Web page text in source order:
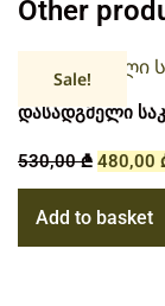
Other
Sale!
დასადგმელი
530,00₾ 480,00
Add to basket